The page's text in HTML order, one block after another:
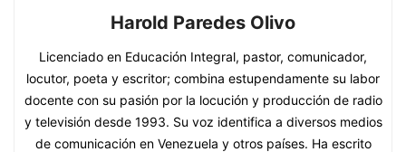
Harold Paredes Olivo
Licenciado en Educación Integral, pastor, comunicador,
locutor, poeta y escritor; combina estupendamente su labor
docente con su pasión por la locución y producción de radio
y televisión desde 1993. Su voz identifica a diversos medios
de comunicación en Venezuela y otros países. Ha escrito